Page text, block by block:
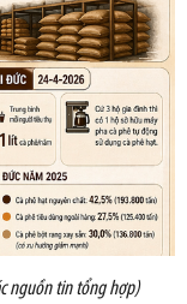
nguồn tin tổng hợp)